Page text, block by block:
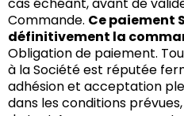
Commande. Ce paiement
définitivement la
Obligation de paiement.
à la Société est réputée
adhésion et acceptation
dans les conditions